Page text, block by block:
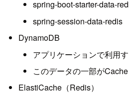
spring-boot-starter-data-
spring-session-data-redis
DynamoDB
アプリケーションで利用
このデータの一部が
ElastiCache（Redis）